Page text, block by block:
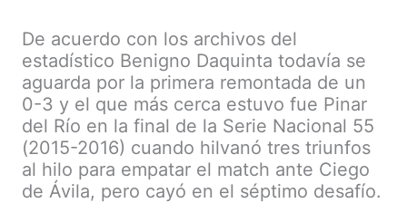
De acuerdo con los archivos del
estadístico Benigno Daquinta todavía se
aguarda por la primera remontada de un
0-3 y el que más cerca estuvo fue Pinar
del Río en la final de la Serie Nacional 55
(2015-2016) cuando hilvanó tres triunfos
al hilo para empatar el match ante Ciego
de Ávila, pero cayó en el séptimo desafío.